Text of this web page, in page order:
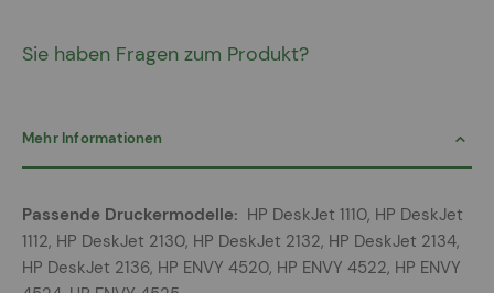
Sie haben Fragen zum Produkt?
Mehr Informationen
Mehr
Informationen
HP DeskJet 1110, HP DeskJet
1112, HP DeskJet 2130, HP DeskJet 2132, HP DeskJet 2134,
HP DeskJet 2136, HP ENVY 4520, HP ENVY 4522, HP ENVY